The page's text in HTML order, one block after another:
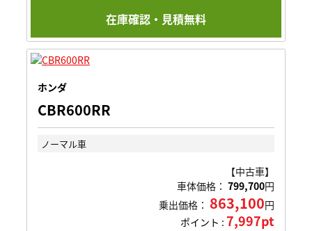
在庫確認・見積無料
ホンダ
CBR600RR
ノーマル車
【中古車】
車体価格： 799,700円
乗出価格： 863,100円
ポイント : 7,997pt